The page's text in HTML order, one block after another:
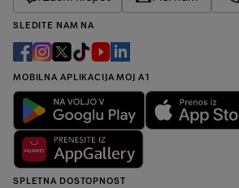
SLEDITE NAM NA
MOBILNA APLIKACIJA MOJ A1
SPLETNA DOSTOPNOST